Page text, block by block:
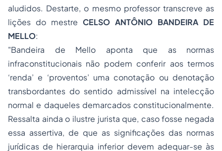
aludidos. Destarte, o mesmo professor transcreve as
lições do mestre CELSO ANTÔNIO BANDEIRA DE
MELLO:
"Bandeira de Mello aponta que as normas
infraconstitucionais não podem conferir aos termos
‘renda’ e ‘proventos’ uma conotação ou denotação
transbordantes do sentido admissível na intelecção
normal e daqueles demarcados constitucionalmente.
Ressalta ainda o ilustre jurista que, caso fosse negada
essa assertiva, de que as significações das normas
jurídicas de hierarquia inferior devem adequar-se às